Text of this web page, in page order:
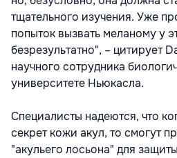
тщательного изучения. Уже
попыток вызвать меланому у
безрезультатно", – цитирует
научного сотрудника
университете Ньюкасла.
Специалисты надеются, что
секрет кожи акул, то смогут
"акульего лосьона" для